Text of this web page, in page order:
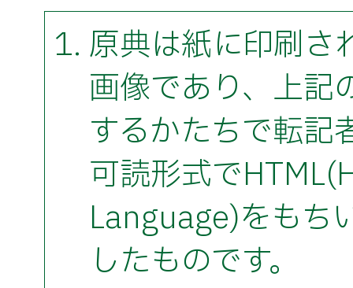
原典は紙に印刷さ
画像であり、上記
するかたちで転記
可読形式で
Language)をもち
したものです。